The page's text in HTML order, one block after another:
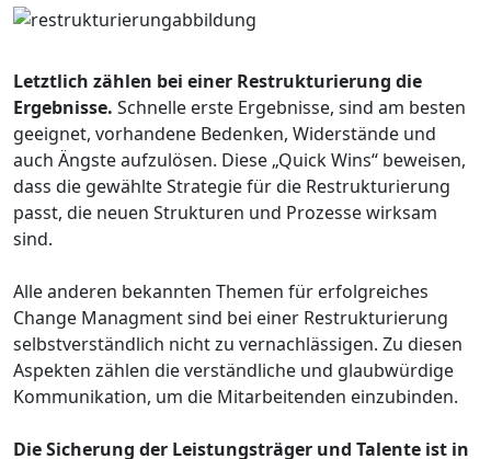
Letztlich zählen bei einer Restrukturierung die
Ergebnisse. Schnelle erste Ergebnisse, sind am besten
geeignet, vorhandene Bedenken, Widerstände und
auch Ängste aufzulösen. Diese „Quick Wins“ beweisen,
dass die gewählte Strategie für die Restrukturierung
passt, die neuen Strukturen und Prozesse wirksam
sind.
Alle anderen bekannten Themen für erfolgreiches
Change Managment sind bei einer Restrukturierung
selbstverständlich nicht zu vernachlässigen. Zu diesen
Aspekten zählen die verständliche und glaubwürdige
Kommunikation, um die Mitarbeitenden einzubinden.
Die Sicherung der Leistungsträger und Talente ist in